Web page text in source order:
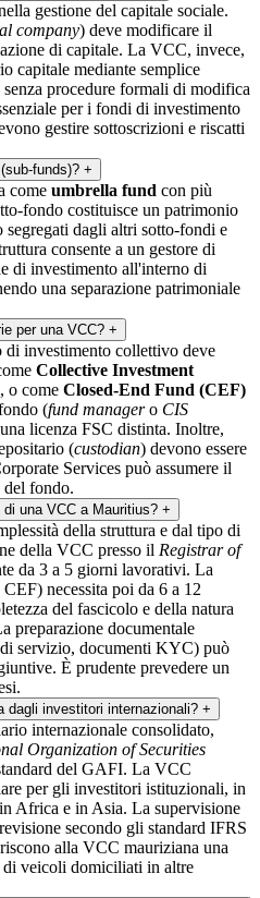
gestione del capitale sociale.
company) deve modificare il
di capitale. La VCC, invece,
capitale mediante semplice
procedure formali di modifica
per i fondi di investimento
gestire sottoscrizioni e riscatti
funds)? +
come umbrella fund con più
fondo costituisce un patrimonio
dagli altri sotto-fondi e
consente a un gestore di
di investimento all'interno di
una separazione patrimoniale
per una VCC? +
investimento collettivo deve
Collective Investment
o come Closed-End Fund (CEF)
(fund managero CIS
licenza FSC distinta. Inoltre,
(custodian) devono essere
Services può assumere il
fondo.
una VCC a Mauritius? +
della struttura e dal tipo di
della VCC presso il Registrar of
da 3 a 5 giorni lavorativi. La
necessita poi da 6 a 12
del fascicolo e della natura
preparazione documentale
servizio, documenti KYC) può
È prudente prevedere un
dagli investitori internazionali? +
internazionale consolidato,
Organization of Securities
del GAFI. La VCC
per gli investitori istituzionali, in
Africa e in Asia. La supervisione
secondo gli standard IFRS
alla VCC mauriziana una
di veicoli domiciliati in altre